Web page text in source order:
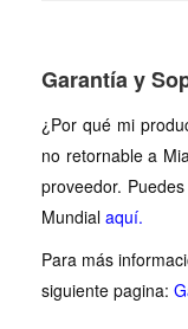
Garantía y
¿Por qué mi
no retornable a
proveedor.
Mundial aquí.
Para más
siguiente pagina: